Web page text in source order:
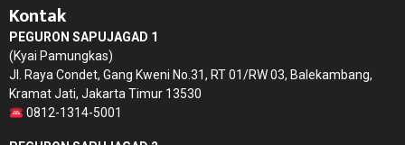
Kontak
PEGURON SAPUJAGAD 1
(Kyai Pamungkas)
Jl. Raya Condet, Gang Kweni No.31, RT 01/RW 03, Balekambang,
Kramat Jati, Jakarta Timur 13530
0812-1314-5001